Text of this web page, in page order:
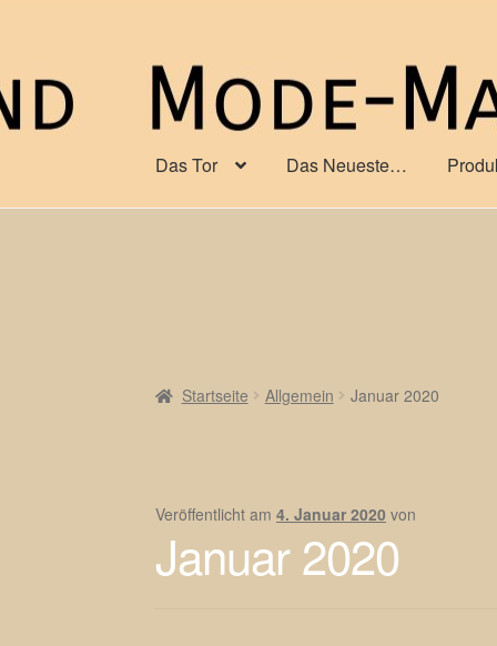
Zur
Navigation
springen
Zum
Inhalt
springen
Das Tor
Das Neueste…
Startseite Allgemein Januar 2020
Veröffentlicht am4. Januar 2020 von
Januar 2020